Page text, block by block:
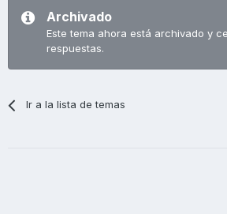
Archivado
Este tema ahora está archivado y
respuestas.
Ir a la lista de temas